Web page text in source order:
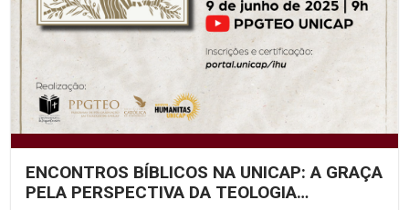
ENCONTROS BÍBLICOS NA UNICAP: A GRAÇA
PELA PERSPECTIVA DA TEOLOGIA